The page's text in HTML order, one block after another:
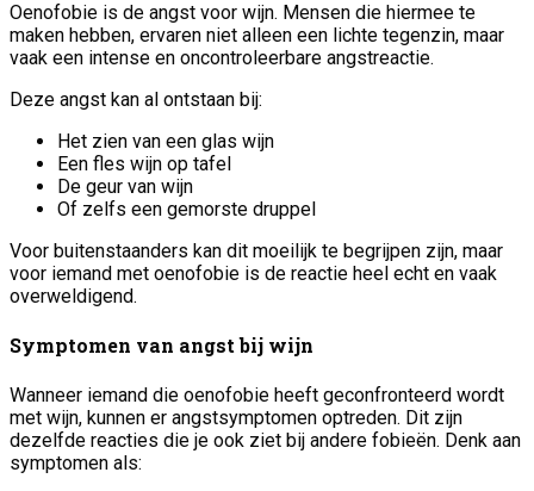
Oenofobie is de angst voor wijn. Mensen die hiermee te
maken hebben, ervaren niet alleen een lichte tegenzin, maar
vaak een intense en oncontroleerbare angstreactie.
Deze angst kan al ontstaan bij:
Het zien van een glas wijn
Een fles wijn op tafel
De geur van wijn
Of zelfs een gemorste druppel
Voor buitenstaanders kan dit moeilijk te begrijpen zijn, maar
voor iemand met oenofobie is de reactie heel echt en vaak
overweldigend.
Symptomen van angst bij wijn
Wanneer iemand die oenofobie heeft geconfronteerd wordt
met wijn, kunnen er angstsymptomen optreden. Dit zijn
dezelfde reacties die je ook ziet bij andere fobieën. Denk aan
symptomen als: